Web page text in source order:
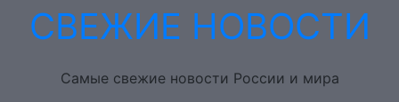
ПерейтиСВЕЖИЕ НОВОСТИ
Самые свежие новости России и мира